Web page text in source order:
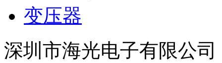
变压器
深圳市海光电子有限公